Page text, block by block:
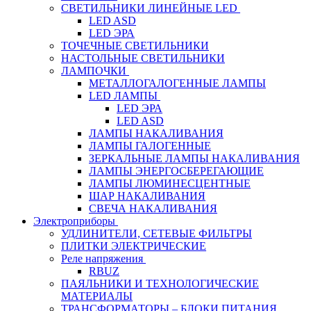
СВЕТИЛЬНИКИ ЛИНЕЙНЫЕ LED
LED ASD
LED ЭРА
ТОЧЕЧНЫЕ СВЕТИЛЬНИКИ
НАСТОЛЬНЫЕ СВЕТИЛЬНИКИ
ЛАМПОЧКИ
МЕТАЛЛОГАЛОГЕННЫЕ ЛАМПЫ
LED ЛАМПЫ
LED ЭРА
LED ASD
ЛАМПЫ НАКАЛИВАНИЯ
ЛАМПЫ ГАЛОГЕННЫЕ
ЗЕРКАЛЬНЫЕ ЛАМПЫ НАКАЛИВАНИЯ
ЛАМПЫ ЭНЕРГОСБЕРЕГАЮЩИЕ
ЛАМПЫ ЛЮМИНЕСЦЕНТНЫЕ
ШАР НАКАЛИВАНИЯ
СВЕЧА НАКАЛИВАНИЯ
Электроприборы
УДЛИНИТЕЛИ, СЕТЕВЫЕ ФИЛЬТРЫ
ПЛИТКИ ЭЛЕКТРИЧЕСКИЕ
Реле напряжения
RBUZ
ПАЯЛЬНИКИ И ТЕХНОЛОГИЧЕСКИЕ
МАТЕРИАЛЫ